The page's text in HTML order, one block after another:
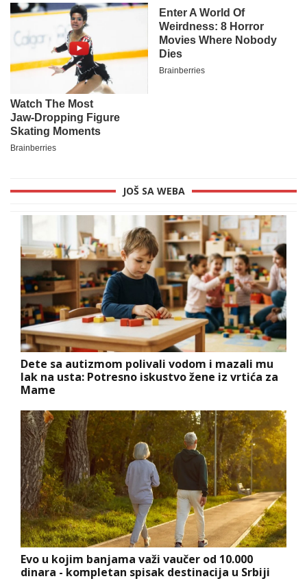
JOŠ SA WEBA
Dete sa autizmom polivali vodom i mazali mu
lak na usta: Potresno iskustvo žene iz vrtića za
Mame
Evo u kojim banjama važi vaučer od 10.000
dinara - kompletan spisak destinacija u Srbiji